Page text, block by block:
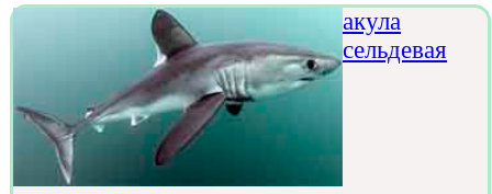
акула
сельдевая